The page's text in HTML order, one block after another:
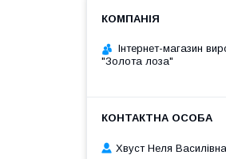
Інтернет-магазин
"Золота лоза"
Хвуст Неля Василівна